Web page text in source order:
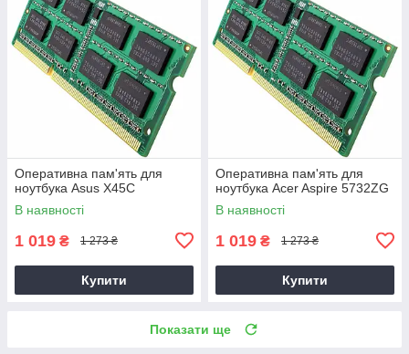
Оперативна пам'ять для
ноутбука Asus X45C
В наявності
1 019 ₴ 1 273 ₴
Купити
Оперативна пам'ять для
ноутбука Acer Aspire 5732ZG
В наявності
1 019 ₴ 1 273 ₴
Купити
Показати ще